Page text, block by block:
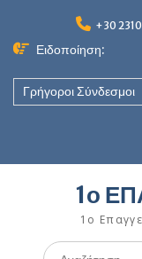
content
+30
Ειδοποίηση:
Γρήγοροι Σύνδεσμοι
1ο
1ο
Search